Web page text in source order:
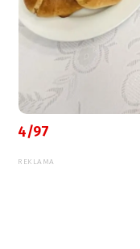
4/97
REKLAMA